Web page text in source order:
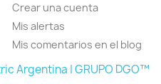
Crear una cuenta
Mis alertas
Mis comentarios en el blog
Argentina | GRUPO DGO™